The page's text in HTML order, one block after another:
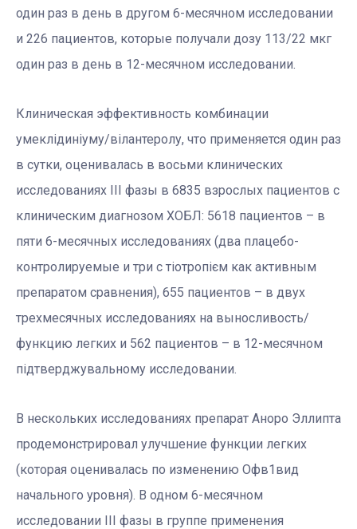
один раз в день в другом 6-месячном исследовании
и 226 пациентов, которые получали дозу 113/22 мкг
один раз в день в 12-месячном исследовании.
Клиническая эффективность комбинации
умеклідиніуму/вілантеролу, что применяется один раз
в сутки, оценивалась в восьми клинических
исследованиях III фазы в 6835 взрослых пациентов с
клиническим диагнозом ХОБЛ: 5618 пациентов – в
пяти 6-месячных исследованиях (два плацебо-
контролируемые и три с тіотропієм как активным
препаратом сравнения), 655 пациентов – в двух
трехмесячных исследованиях на выносливость/
функцию легких и 562 пациентов – в 12-месячном
підтверджувальному исследовании.
В нескольких исследованиях препарат Аноро Эллипта
продемонстрировал улучшение функции легких
(которая оценивалась по изменению Офв1вид
начального уровня). В одном 6-месячном
исследовании III фазы в группе применения